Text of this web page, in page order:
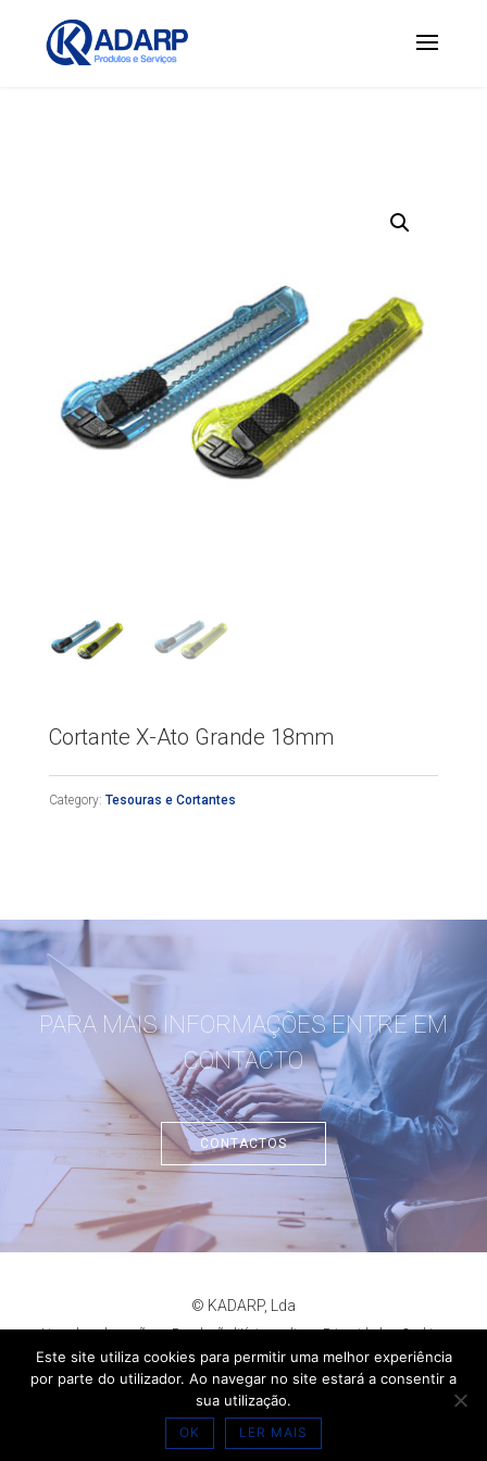
Cortante X-Ato Grande 18mm
Category: Tesouras e Cortantes
PARA MAIS INFORMAÇÕES ENTRE EM
CONTACTO
CONTACTOS
© KADARP, Lda
Livro de reclamações Resolução litígios online Privacidade
Cookies
criação de sites:criativo.net
Este site utiliza cookies para permitir uma melhor experiência
por parte do utilizador. Ao navegar no site estará a consentir a
sua utilização.
OK LER MAIS